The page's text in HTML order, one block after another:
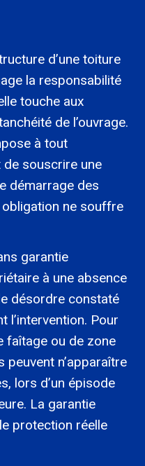
d’une toiture
la responsabilité
touche aux
de l’ouvrage.
à tout
souscrire une
démarrage des
ne souffre
garantie
à une absence
désordre constaté
l’intervention. Pour
faîtage ou de zone
peuvent n’apparaître
lors d’un épisode
La garantie
protection réelle